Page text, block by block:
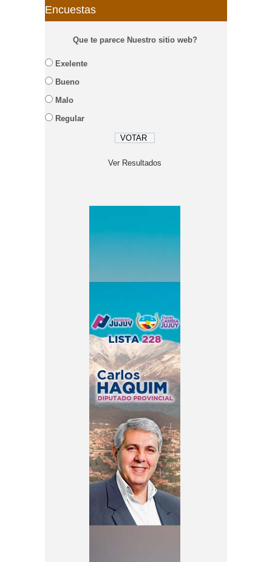
Encuestas
Que te parece Nuestro sitio web?
Exelente
Bueno
Malo
Regular
Ver Resultados